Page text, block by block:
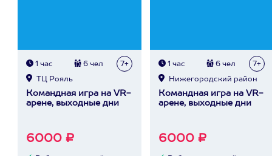
1 час 6 чел 7+
ТЦ Рояль
Командная игра на VR-
арене, выходные дни
6000 ₽
1 час 6 чел 7+
Нижегородский район
Командная игра на VR-
арене, выходные дни
6000 ₽